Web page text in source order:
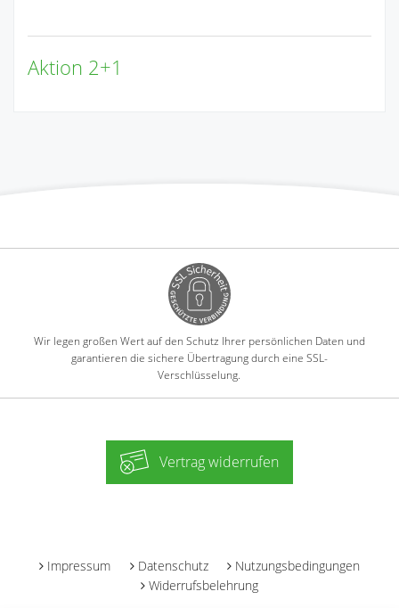
Aktion 2+1
Wir legen großen Wert auf den Schutz Ihrer persönlichen Daten und
garantieren die sichere Übertragung durch eine SSL-
Verschlüsselung.
Vertrag widerrufen
Impressum Datenschutz
Nutzungsbedingungen
Widerrufsbelehrung